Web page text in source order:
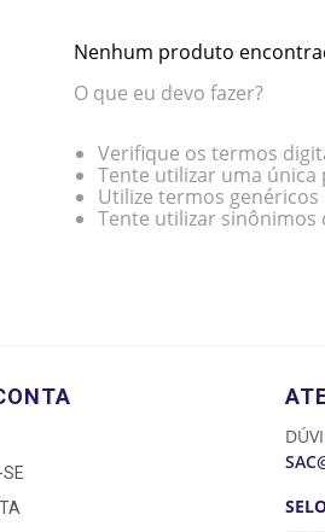
Nenhum produto
O que eu devo fazer?
Verifique os termos
Tente utilizar uma única
Utilize termos genéricos
Tente utilizar sinônimos